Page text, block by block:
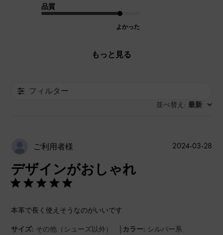
品質
よかった
もっと見る
フィルター
並べ替え : 最新
ご利用者様
デザインがおしゃれ
本革で長く使えそうなのがいいです
サイズ: その他（シューズ以外） | カラー: シルバー系
公
2024-03-28